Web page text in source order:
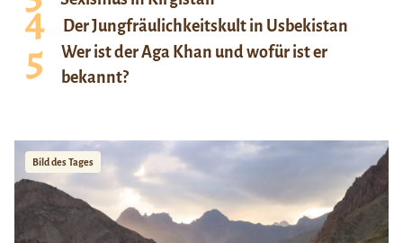
Der Jungfräulichkeitskult in Usbekistan
Wer ist der Aga Khan und wofür ist er
bekannt?
Bild des Tages